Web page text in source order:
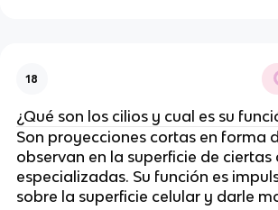
18
¿Qué son los cilios y cual es su
Son proyecciones cortas en forma
observan en la superficie de ciertas
especializadas. Su función es
sobre la superficie celular y darle